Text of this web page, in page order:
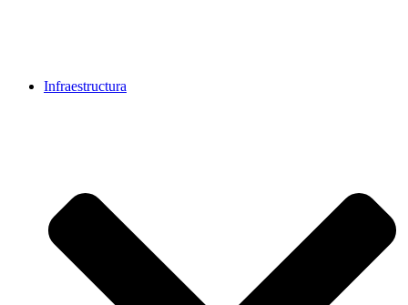
Infraestructura